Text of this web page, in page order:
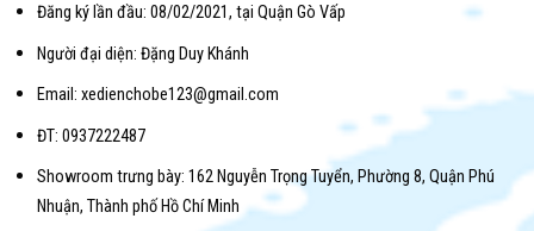
Đăng ký lần đầu: 08/02/2021, tại Quận Gò Vấp
Người đại diện: Đặng Duy Khánh
Email: xedienchobe123@gmail.com
ĐT: 0937222487
Showroom trưng bày: 162 Nguyễn Trọng Tuyển, Phường 8, Quận Phú
Nhuận, Thành phố Hồ Chí Minh